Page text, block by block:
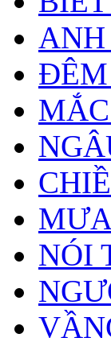
ĐÊM
​NÓI